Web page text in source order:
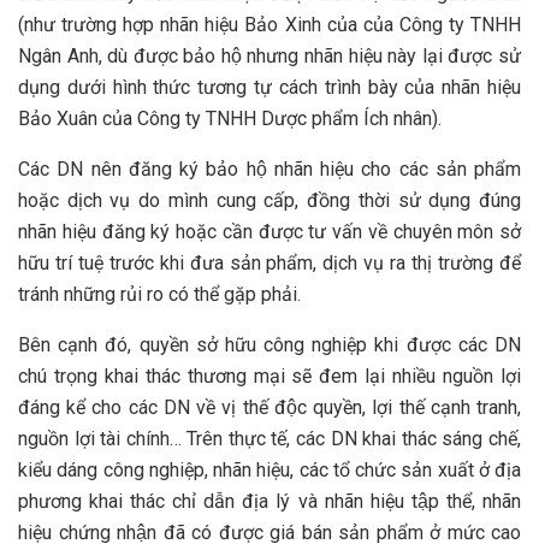
(như trường hợp nhãn hiệu Bảo Xinh của của Công ty TNHH
Ngân Anh, dù được bảo hộ nhưng nhãn hiệu này lại được sử
dụng dưới hình thức tương tự cách trình bày của nhãn hiệu
Bảo Xuân của Công ty TNHH Dược phẩm Ích nhân).
Các DN nên đăng ký bảo hộ nhãn hiệu cho các sản phẩm
hoặc dịch vụ do mình cung cấp, đồng thời sử dụng đúng
nhãn hiệu đăng ký hoặc cần được tư vấn về chuyên môn sở
hữu trí tuệ trước khi đưa sản phẩm, dịch vụ ra thị trường để
tránh những rủi ro có thể gặp phải.
Bên cạnh đó, quyền sở hữu công nghiệp khi được các DN
chú trọng khai thác thương mại sẽ đem lại nhiều nguồn lợi
đáng kể cho các DN về vị thế độc quyền, lợi thế cạnh tranh,
nguồn lợi tài chính… Trên thực tế, các DN khai thác sáng chế,
kiểu dáng công nghiệp, nhãn hiệu, các tổ chức sản xuất ở địa
phương khai thác chỉ dẫn địa lý và nhãn hiệu tập thể, nhãn
hiệu chứng nhận đã có được giá bán sản phẩm ở mức cao